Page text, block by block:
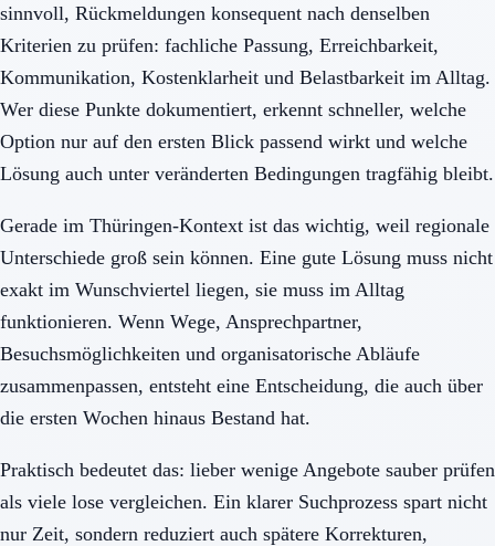
sinnvoll, Rückmeldungen konsequent nach denselben
Kriterien zu prüfen: fachliche Passung, Erreichbarkeit,
Kommunikation, Kostenklarheit und Belastbarkeit im Alltag.
Wer diese Punkte dokumentiert, erkennt schneller, welche
Option nur auf den ersten Blick passend wirkt und welche
Lösung auch unter veränderten Bedingungen tragfähig bleibt.
Gerade im Thüringen-Kontext ist das wichtig, weil regionale
Unterschiede groß sein können. Eine gute Lösung muss nicht
exakt im Wunschviertel liegen, sie muss im Alltag
funktionieren. Wenn Wege, Ansprechpartner,
Besuchsmöglichkeiten und organisatorische Abläufe
zusammenpassen, entsteht eine Entscheidung, die auch über
die ersten Wochen hinaus Bestand hat.
Praktisch bedeutet das: lieber wenige Angebote sauber prüfen
als viele lose vergleichen. Ein klarer Suchprozess spart nicht
nur Zeit, sondern reduziert auch spätere Korrekturen,